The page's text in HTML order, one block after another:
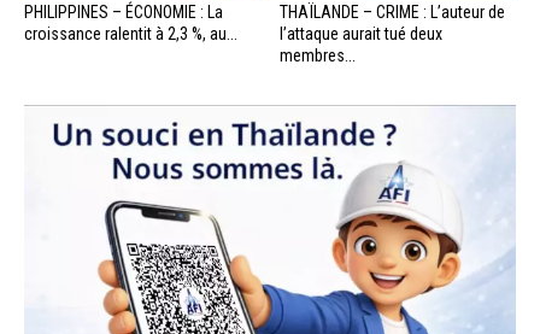
PHILIPPINES – ÉCONOMIE : La
croissance ralentit à 2,3 %, au...
THAÏLANDE – CRIME : L’auteur de
l’attaque aurait tué deux
membres...